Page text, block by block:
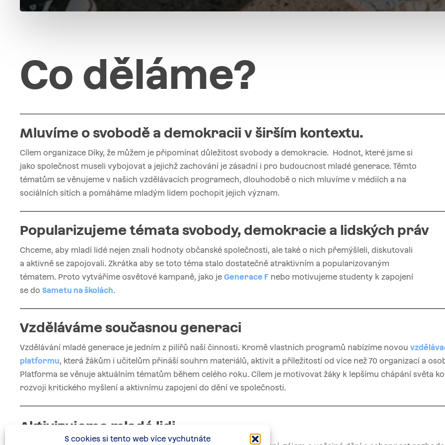
S cookies si tento web více vychutnáte
Co děláme?
Mluvíme o svobodě a demokracii v širším kontextu.
Cílem organizace Díky, že můžem je připomínat důležitost svobody a demokracie. Hodnot, které jsme si
jako společnost museli vybojovat a jejichž zachování je zásadní i pro budoucnost mladé generace. Těmto
tématům se věnujeme v našich vzdělávacích programech, dlouhodobě o nich mluvíme v médiích a na
sociálních sítích a pomáháme mladým lidem pochopit jejich význam.
Popularizujeme témata svobody, demokracie a lidských práv
Chceme, aby mladí lidé nejen znali hodnoty občanské společnosti, ale také o nich přemýšleli, diskutovali
a aktivně se zapojovali. Zkrátka aby se toto téma stalo dostatečně atraktivním a popularizovaným
tématem. Proto vytváříme osvětové kampaně, jako jeGenerace F nebo motivujeme studenty k zapojení
se doSametu na školách.
Vzděláváme současnou generaci
Vzdělávání mladé generace je jedním z pilířů naší činnosti. Kromě vlastních programů nabízíme novou
platformu, která žákům i učitelům přináší souhrn materiálů, aktivit a příležitostí od více než 70 organizací a
Platforma se věnuje aktuálním tématům během celého roku. Cílem je motivovat žáky k lepšímu chápání světa
rozvoji kritického myšlení a aktivnímu zapojení do dění ve společnosti.
Aktivizujeme mladé lidi